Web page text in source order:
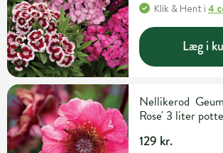
Klik & Hent i4
Læg i
Nellikerod
Rose' 3 liter potte
129 kr.